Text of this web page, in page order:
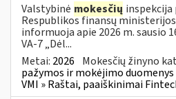
Valstybinė mokesčių inspekcija
Respublikos finansų
informuoja apie 2026 m. sausio
VA-7 „Dėl...
Metai: 2026 Mokesčių žinyno
pažymos ir mokėjimo
VMI » Raštai, paaiškinimai